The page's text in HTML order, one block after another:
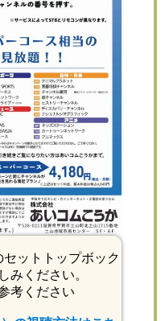
ットトップボック
みください。
考ください